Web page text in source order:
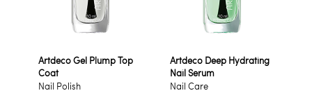
Artdeco Gel Plump Top
Coat
Nail Polish
Artdeco Deep Hydrating
Nail Serum
Nail Care